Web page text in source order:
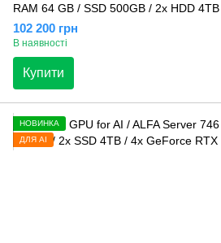
RAM 64 GB / SSD 500GB / 2x HDD
102 200 грн
В наявності
Купити
НОВИНКА
ДЛЯ AI